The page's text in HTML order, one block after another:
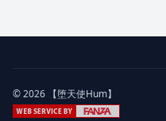
© 2026 【堕天使Hum】